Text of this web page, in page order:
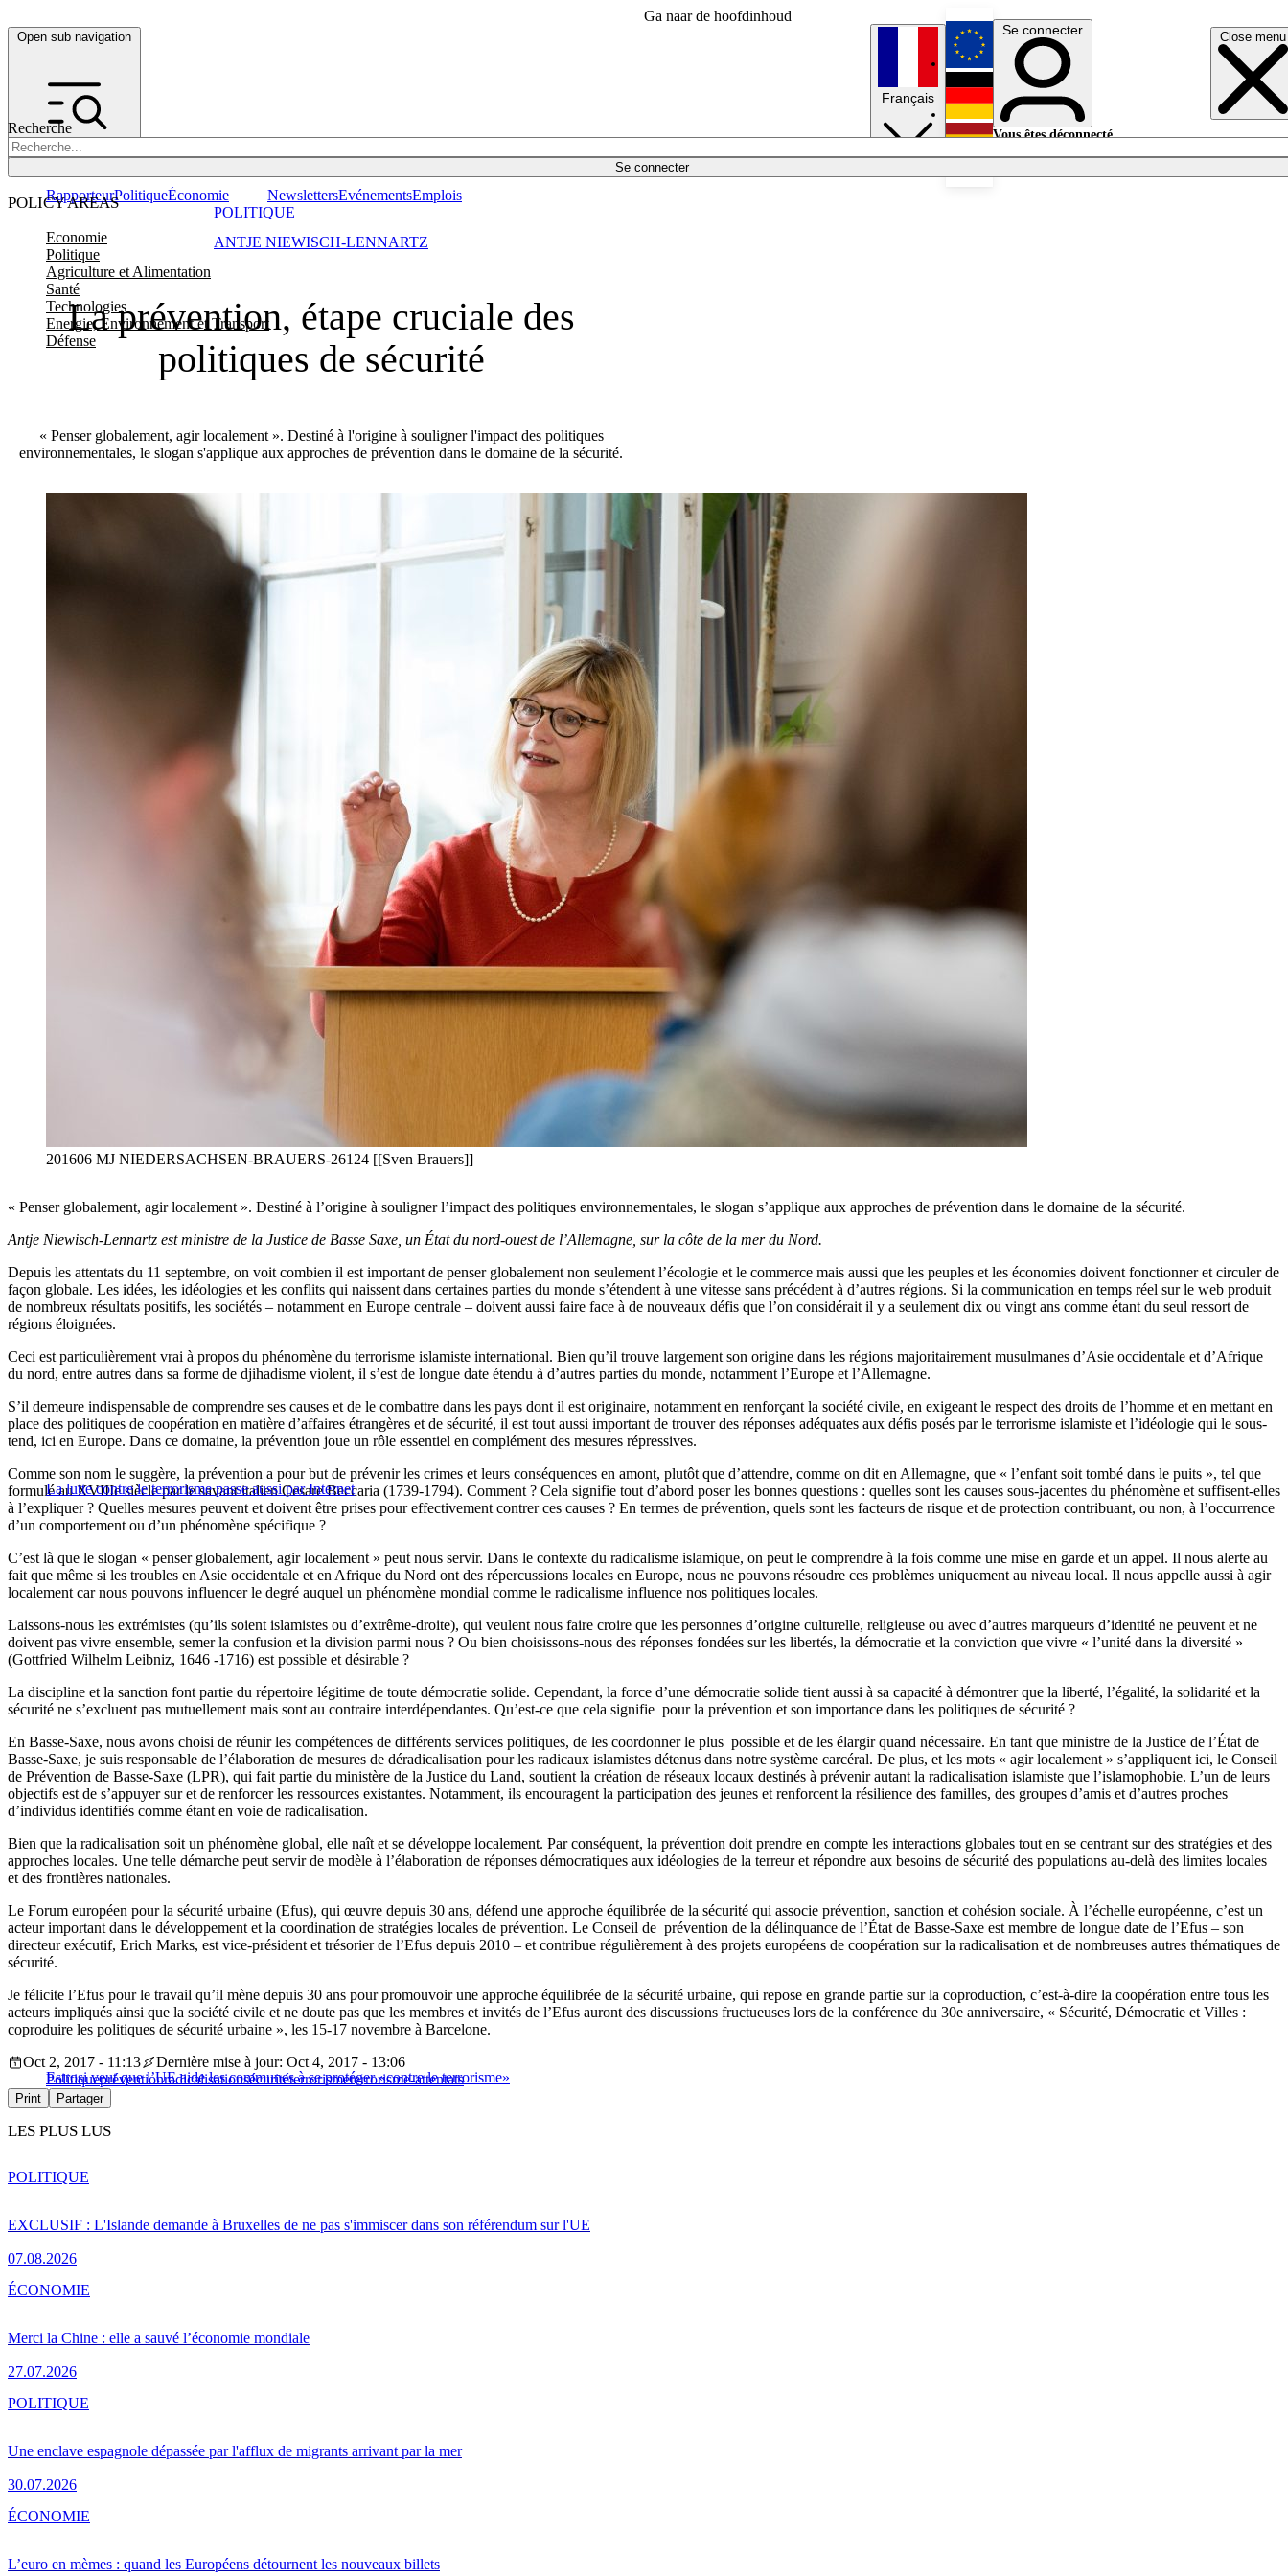
Ga naar de hoofdinhoud
Open sub navigation Close menu
Recherche
Se connecter
POLICY AREAS
Economie
Politique
Agriculture et Alimentation
Santé
Technologies
Energie, Environnement et Transport
Défense
RapporteurPolitiqueÉconomie NewslettersEvénementsEmplois
Français
English
Deutsch
Se connecter
Vous êtes déconnecté.
La prévention, étape cruciale des
politiques de sécurité
« Penser globalement, agir localement ». Destiné à l'origine à souligner l'impact des politiques
environnementales, le slogan s'applique aux approches de prévention dans le domaine de la sécurité.
ANTJE NIEWISCH-LENNARTZ
POLITIQUE
201606 MJ NIEDERSACHSEN-BRAUERS-26124 [[Sven Brauers]]
« Penser globalement, agir localement ». Destiné à l’origine à souligner l’impact des politiques environnementales, le slogan s’applique aux approches de prévention dans le domaine de la sécurité.
Antje Niewisch-Lennartz est ministre de la Justice de Basse Saxe, un État du nord-ouest de l’Allemagne, sur la côte de la mer du Nord.
Depuis les attentats du 11 septembre, on voit combien il est important de penser globalement non seulement l’écologie et le commerce mais aussi que les peuples et les économies doivent fonctionner et circuler de
façon globale. Les idées, les idéologies et les conflits qui naissent dans certaines parties du monde s’étendent à une vitesse sans précédent à d’autres régions. Si la communication en temps réel sur le web produit
de nombreux résultats positifs, les sociétés – notamment en Europe centrale – doivent aussi faire face à de nouveaux défis que l’on considérait il y a seulement dix ou vingt ans comme étant du seul ressort de
régions éloignées.
Ceci est particulièrement vrai à propos du phénomène du terrorisme islamiste international. Bien qu’il trouve largement son origine dans les régions majoritairement musulmanes d’Asie occidentale et d’Afrique
du nord, entre autres dans sa forme de djihadisme violent, il s’est de longue date étendu à d’autres parties du monde, notamment l’Europe et l’Allemagne.
S’il demeure indispensable de comprendre ses causes et de le combattre dans les pays dont il est originaire, notamment en renforçant la société civile, en exigeant le respect des droits de l’homme et en mettant en
place des politiques de coopération en matière d’affaires étrangères et de sécurité, il est tout aussi important de trouver des réponses adéquates aux défis posés par le terrorisme islamiste et l’idéologie qui le sous-
tend, ici en Europe. Dans ce domaine, la prévention joue un rôle essentiel en complément des mesures répressives.
La lutte contre le terrorisme passe aussi par Internet
Comme son nom le suggère, la prévention a pour but de prévenir les crimes et leurs conséquences en amont, plutôt que d’attendre, comme on dit en Allemagne, que « l’enfant soit tombé dans le puits », tel que
formulé au XVIIIe siècle par le savant italien Cesare Beccaria (1739-1794). Comment ? Cela signifie tout d’abord poser les bonnes questions : quelles sont les causes sous-jacentes du phénomène et suffisent-elles
à l’expliquer ? Quelles mesures peuvent et doivent être prises pour effectivement contrer ces causes ? En termes de prévention, quels sont les facteurs de risque et de protection contribuant, ou non, à l’occurrence
d’un comportement ou d’un phénomène spécifique ?
C’est là que le slogan « penser globalement, agir localement » peut nous servir. Dans le contexte du radicalisme islamique, on peut le comprendre à la fois comme une mise en garde et un appel. Il nous alerte au
fait que même si les troubles en Asie occidentale et en Afrique du Nord ont des répercussions locales en Europe, nous ne pouvons résoudre ces problèmes uniquement au niveau local. Il nous appelle aussi à agir
localement car nous pouvons influencer le degré auquel un phénomène mondial comme le radicalisme influence nos politiques locales.
Laissons-nous les extrémistes (qu’ils soient islamistes ou d’extrême-droite), qui veulent nous faire croire que les personnes d’origine culturelle, religieuse ou avec d’autres marqueurs d’identité ne peuvent et ne
doivent pas vivre ensemble, semer la confusion et la division parmi nous ? Ou bien choisissons-nous des réponses fondées sur les libertés, la démocratie et la conviction que vivre « l’unité dans la diversité »
(Gottfried Wilhelm Leibniz, 1646 -1716) est possible et désirable ?
La discipline et la sanction font partie du répertoire légitime de toute démocratie solide. Cependant, la force d’une démocratie solide tient aussi à sa capacité à démontrer que la liberté, l’égalité, la solidarité et la
sécurité ne s’excluent pas mutuellement mais sont au contraire interdépendantes. Qu’est-ce que cela signifie pour la prévention et son importance dans les politiques de sécurité ?
En Basse-Saxe, nous avons choisi de réunir les compétences de différents services politiques, de les coordonner le plus possible et de les élargir quand nécessaire. En tant que ministre de la Justice de l’État de
Basse-Saxe, je suis responsable de l’élaboration de mesures de déradicalisation pour les radicaux islamistes détenus dans notre système carcéral. De plus, et les mots « agir localement » s’appliquent ici, le Conseil
de Prévention de Basse-Saxe (LPR), qui fait partie du ministère de la Justice du Land, soutient la création de réseaux locaux destinés à prévenir autant la radicalisation islamiste que l’islamophobie. L’un de leurs
objectifs est de s’appuyer sur et de renforcer les ressources existantes. Notamment, ils encouragent la participation des jeunes et renforcent la résilience des familles, des groupes d’amis et d’autres proches
d’individus identifiés comme étant en voie de radicalisation.
Bien que la radicalisation soit un phénomène global, elle naît et se développe localement. Par conséquent, la prévention doit prendre en compte les interactions globales tout en se centrant sur des stratégies et des
approches locales. Une telle démarche peut servir de modèle à l’élaboration de réponses démocratiques aux idéologies de la terreur et répondre aux besoins de sécurité des populations au-delà des limites locales
et des frontières nationales.
Le Forum européen pour la sécurité urbaine (Efus), qui œuvre depuis 30 ans, défend une approche équilibrée de la sécurité qui associe prévention, sanction et cohésion sociale. À l’échelle européenne, c’est un
acteur important dans le développement et la coordination de stratégies locales de prévention. Le Conseil de prévention de la délinquance de l’État de Basse-Saxe est membre de longue date de l’Efus – son
directeur exécutif, Erich Marks, est vice-président et trésorier de l’Efus depuis 2010 – et contribue régulièrement à des projets européens de coopération sur la radicalisation et de nombreuses autres thématiques de
sécurité.
Je félicite l’Efus pour le travail qu’il mène depuis 30 ans pour promouvoir une approche équilibrée de la sécurité urbaine, qui repose en grande partie sur la coproduction, c’est-à-dire la coopération entre tous les
acteurs impliqués ainsi que la société civile et ne doute pas que les membres et invités de l’Efus auront des discussions fructueuses lors de la conférence du 30e anniversaire, « Sécurité, Démocratie et Villes :
coproduire les politiques de sécurité urbaine », les 15-17 novembre à Barcelone.
Estrosi veut que l’UE aide les communes à se protéger «contre le terrorisme»
Oct 2, 2017 - 11:13
Dernière mise à jour: Oct 4, 2017 - 13:06
Politiquepréventionradicalisationsécuritéterrorismeterrorisme-attentats
Print Partager
LES PLUS LUS
EXCLUSIF : L'Islande demande à Bruxelles de ne pas s'immiscer dans son référendum sur l'UE
07.08.2026
POLITIQUE
Merci la Chine : elle a sauvé l’économie mondiale
27.07.2026
ÉCONOMIE
Une enclave espagnole dépassée par l'afflux de migrants arrivant par la mer
30.07.2026
POLITIQUE
L’euro en mèmes : quand les Européens détournent les nouveaux billets
ÉCONOMIE